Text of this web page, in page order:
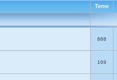
Teme
868
169